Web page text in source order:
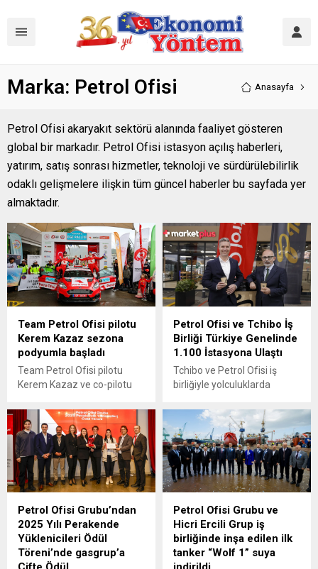
Marka: Petrol Ofisi Anasayfa
Petrol Ofisi akaryakıt sektörü alanında faaliyet gösteren
global bir markadır. Petrol Ofisi istasyon açılış haberleri,
yatırım, satış sonrası hizmetler, teknoloji ve sürdürülebilirlik
odaklı gelişmelere ilişkin tüm güncel haberler bu sayfada yer
almaktadır.
Team Petrol Ofisi pilotu
Kerem Kazaz sezona
podyumla başladı
Team Petrol Ofisi pilotu
Kerem Kazaz ve co-pilotu
Ofisi Maxima Türkiye Ralli
Şampiyonası’nın ilk yarışı
olan Marmaris Ege Rallisi’ni
genel klasmanda üçüncü
sırada tamamlayarak
sezonu podyumla açtı.
Petrol Ofisi ve Tchibo İş
Birliği Türkiye Genelinde
1.100 İstasyona Ulaştı
Tchibo ve Petrol Ofisi iş
birliğiyle yolculuklarda
1.100’ü aşkın noktaya ulaştı
Petrol Ofisi Grubu’ndan
2025 Yılı Perakende
Yüklenicileri Ödül
Töreni’nde gasgrup’a
Petrol Ofisi Grubu ve
Hicri Ercili Grup iş
birliğinde inşa edilen ilk
tanker “Wolf 1” suya